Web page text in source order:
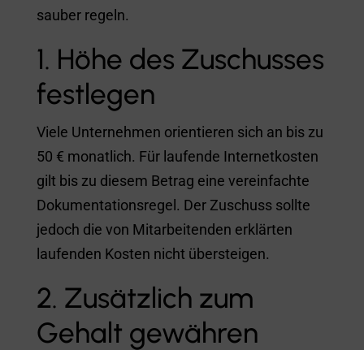
sauber regeln.
1. Höhe des Zuschusses
festlegen
Viele Unternehmen orientieren sich an bis zu
50 € monatlich. Für laufende Internetkosten
gilt bis zu diesem Betrag eine vereinfachte
Dokumentationsregel. Der Zuschuss sollte
jedoch die von Mitarbeitenden erklärten
laufenden Kosten nicht übersteigen.
2. Zusätzlich zum
Gehalt gewähren